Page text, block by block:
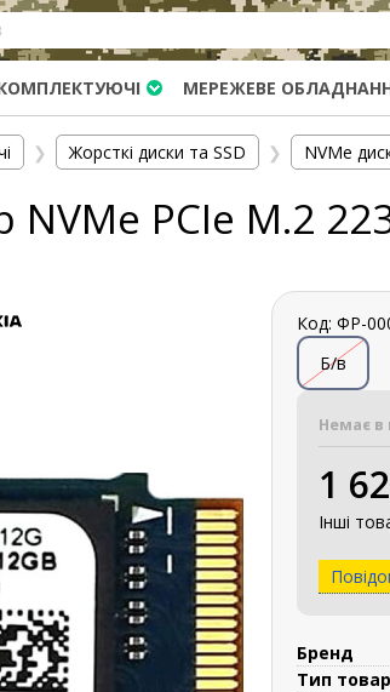
МЕРЕЖЕВЕ
❯ Жорсткі диски та SSD ❯ NVMe
PCIe M.2
Код: ФР-
Б/в
Немає в
1
Інші
Бренд
Тип